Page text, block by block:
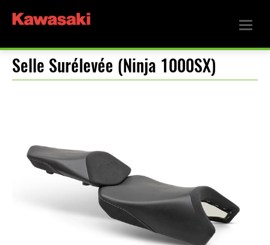
Selle Surélevée (Ninja 1000SX)